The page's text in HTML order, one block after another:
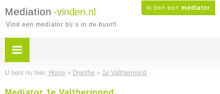
Ik ben een mediator
Mediation -vinden.nl
Vind een mediator bij u in de buurt!
U bent nu hier: Home » Drenthe » 1e Valthermond